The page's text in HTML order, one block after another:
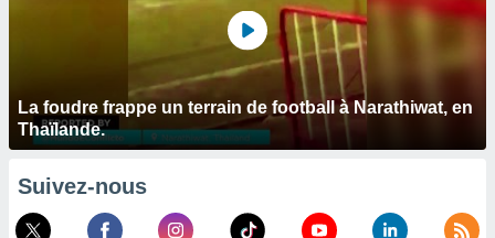
La foudre frappe un terrain de football à Narathiwat, en
Thaïlande.
Suivez-nous